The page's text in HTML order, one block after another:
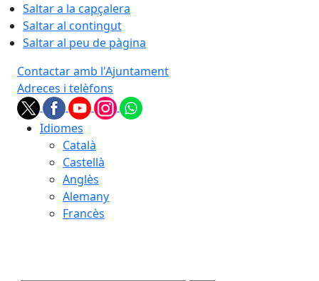
Saltar a la capçalera
Saltar al contingut
Saltar al peu de pàgina
Contactar amb l'Ajuntament
Adreces i telèfons
Idiomes
Català
Castellà
Anglès
Alemany
Francès